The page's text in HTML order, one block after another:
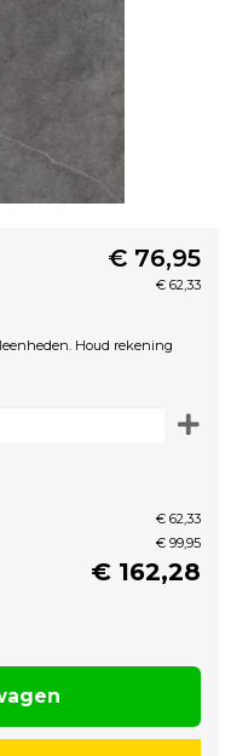
€ 76,95
€ 62,33
Houd rekening
€ 62,33
€ 99,95
€ 162,28